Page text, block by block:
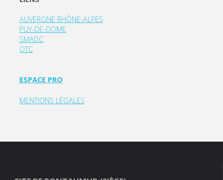
AUVERGNE RHÔNE-ALPES
PUY-DE-DOME
SMADC
OTC
ESPACE PRO
MENTIONS LÉGALES